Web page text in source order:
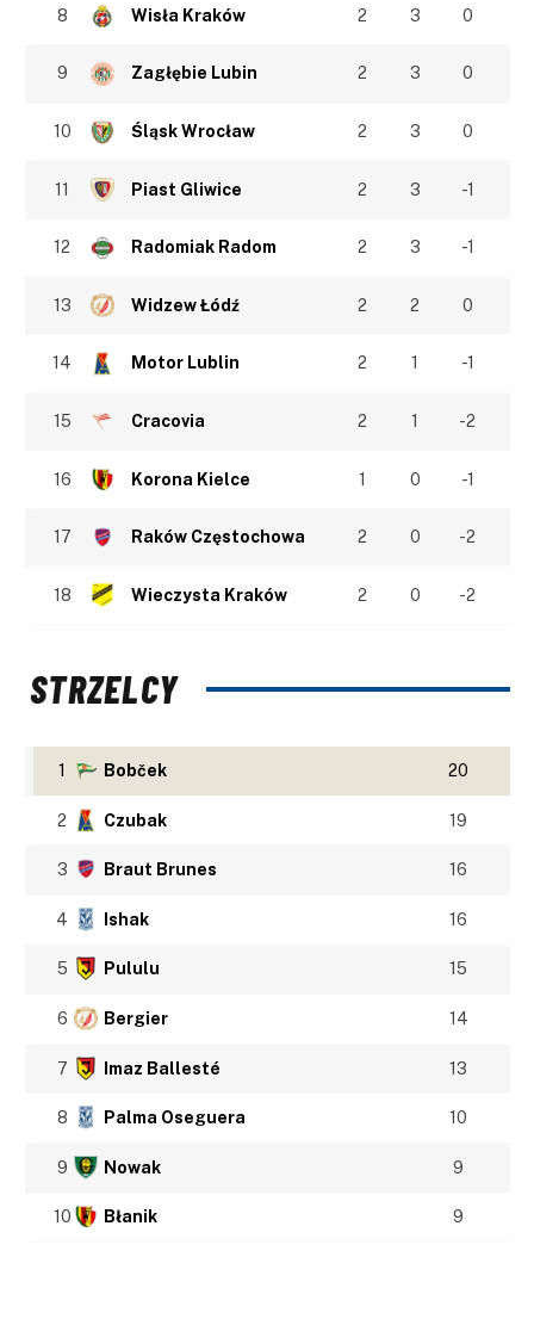
8 Wisła Kraków 2 3 0
9 Zagłębie Lubin 2 3 0
10 Śląsk Wrocław 2 3 0
11 Piast Gliwice 2 3 -1
12 Radomiak Radom 2 3 -1
13 Widzew Łódź 2 2 0
14 Motor Lublin 2 1 -1
15 Cracovia 2 1 -2
16 Korona Kielce 1 0 -1
17 Raków Częstochowa 2 0 -2
18 Wieczysta Kraków 2 0 -2
STRZELCY
1 Bobček 20
2 Czubak 19
3 Braut Brunes 16
4 Ishak 16
5 Pululu 15
6 Bergier 14
7 Imaz Ballesté 13
8 Palma Oseguera 10
9 Nowak 9
10 Błanik 9